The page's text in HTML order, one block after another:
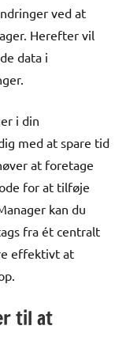
ved at
Herefter vil
data i
i din
med at spare tid
at foretage
for at tilføje
kan du
fra ét centralt
effektivt at
til at